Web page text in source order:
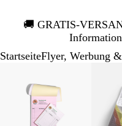
🚚 GRATIS-
Galeriebild
1
StartseiteFlyer, Werbung
Minimum
Vergrößern
die
Tasten